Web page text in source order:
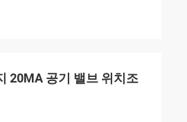
20MA 공기 밸브 위치조